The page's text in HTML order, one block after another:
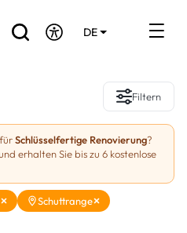
DE
Filtern
Schlüsselfertige Renovierung?
erhalten Sie bis zu 6 kostenlose
Schuttrange